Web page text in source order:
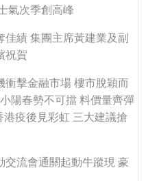
氣次季創高峰
佳績 集團主席黃建業及副
祝賀
衝擊金融市場 樓市脫穎而
陽春勢不可擋 料價量齊彈
疫後見彩虹 三大建議搶
交流會通關起動牛蹤現 豪